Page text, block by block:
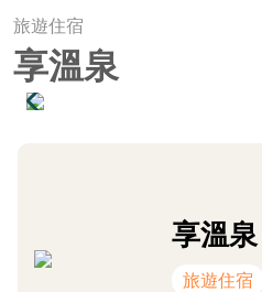
旅遊住宿
享溫泉
享溫泉
旅遊住宿